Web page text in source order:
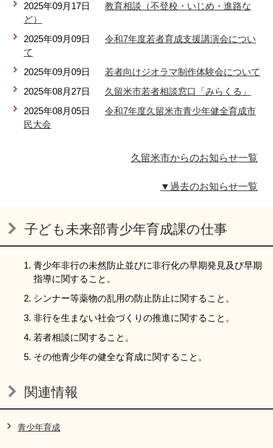
2025年09月17日
教育相談（不登校・いじめ・進路な
ど）
2025年09月09日
令和7年度若者育成支援講演会につい
て
2025年09月09日
若者向けジオラマ制作体験会について
2025年08月27日
久留米市若者相談窓口「みらくる」
2025年08月05日
令和7年度久留米市青少年健全育成市
民大会
久留米市からのお知らせ一覧
▼過去のお知らせ一覧
子ども未来部青少年育成課の仕事
青少年非行の未然防止並びに非行化の早期発見及び早期
指導に関すること。
シンナー等薬物の乱用の防止防止に関すること。
非行を生まない社会づくりの推進に関すること。
若者相談に関すること。
その他青少年の健全な育成に関すること。
関連情報
青少年育成